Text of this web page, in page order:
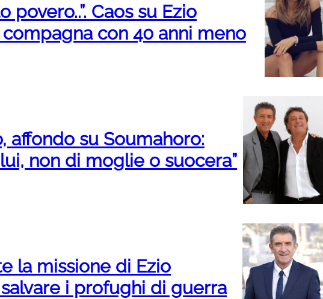
povero..”. Caos su Ezio
con 40 anni meno
affondo su Soumahoro:
non di moglie o suocera”
la missione di Ezio
i profughi di guerra